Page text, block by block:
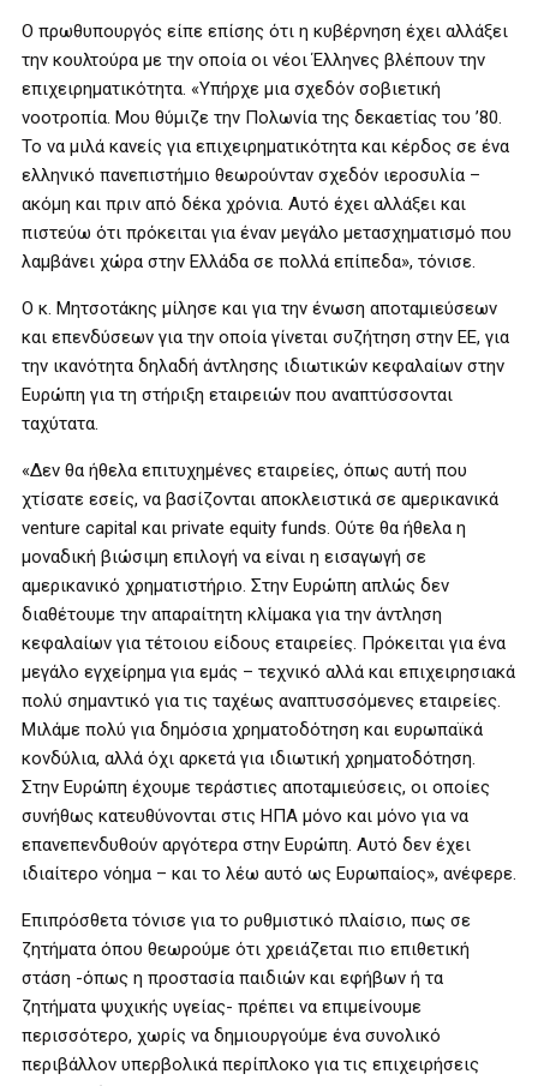
Ο πρωθυπουργός είπε επίσης ότι η κυβέρνηση έχει αλλάξει
την κουλτούρα με την οποία οι νέοι Έλληνες βλέπουν την
επιχειρηματικότητα. «Υπήρχε μια σχεδόν σοβιετική
νοοτροπία. Μου θύμιζε την Πολωνία της δεκαετίας του ’80.
Το να μιλά κανείς για επιχειρηματικότητα και κέρδος σε ένα
ελληνικό πανεπιστήμιο θεωρούνταν σχεδόν ιεροσυλία –
ακόμη και πριν από δέκα χρόνια. Αυτό έχει αλλάξει και
πιστεύω ότι πρόκειται για έναν μεγάλο μετασχηματισμό που
λαμβάνει χώρα στην Ελλάδα σε πολλά επίπεδα», τόνισε.
Ο κ. Μητσοτάκης μίλησε και για την ένωση αποταμιεύσεων
και επενδύσεων για την οποία γίνεται συζήτηση στην ΕΕ, για
την ικανότητα δηλαδή άντλησης ιδιωτικών κεφαλαίων στην
Ευρώπη για τη στήριξη εταιρειών που αναπτύσσονται
ταχύτατα.
«Δεν θα ήθελα επιτυχημένες εταιρείες, όπως αυτή που
χτίσατε εσείς, να βασίζονται αποκλειστικά σε αμερικανικά
venture capital και private equity funds. Ούτε θα ήθελα η
μοναδική βιώσιμη επιλογή να είναι η εισαγωγή σε
αμερικανικό χρηματιστήριο. Στην Ευρώπη απλώς δεν
διαθέτουμε την απαραίτητη κλίμακα για την άντληση
κεφαλαίων για τέτοιου είδους εταιρείες. Πρόκειται για ένα
μεγάλο εγχείρημα για εμάς – τεχνικό αλλά και επιχειρησιακά
πολύ σημαντικό για τις ταχέως αναπτυσσόμενες εταιρείες.
Μιλάμε πολύ για δημόσια χρηματοδότηση και ευρωπαϊκά
κονδύλια, αλλά όχι αρκετά για ιδιωτική χρηματοδότηση.
Στην Ευρώπη έχουμε τεράστιες αποταμιεύσεις, οι οποίες
συνήθως κατευθύνονται στις ΗΠΑ μόνο και μόνο για να
επανεπενδυθούν αργότερα στην Ευρώπη. Αυτό δεν έχει
ιδιαίτερο νόημα – και το λέω αυτό ως Ευρωπαίος», ανέφερε.
Επιπρόσθετα τόνισε για το ρυθμιστικό πλαίσιο, πως σε
ζητήματα όπου θεωρούμε ότι χρειάζεται πιο επιθετική
στάση -όπως η προστασία παιδιών και εφήβων ή τα
ζητήματα ψυχικής υγείας- πρέπει να επιμείνουμε
περισσότερο, χωρίς να δημιουργούμε ένα συνολικό
περιβάλλον υπερβολικά περίπλοκο για τις επιχειρήσεις